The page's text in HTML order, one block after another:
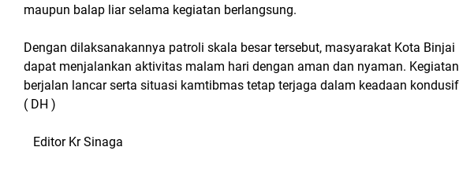
dapat menjalankan aktivitas malam hari dengan aman dan nyaman. Kegiatan
berjalan lancar serta situasi kamtibmas tetap terjaga dalam keadaan kondusif.
( DH )